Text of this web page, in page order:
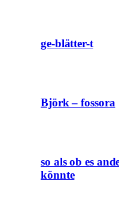
ge-blätter-t
Björk – fossora
so als ob es
könnte